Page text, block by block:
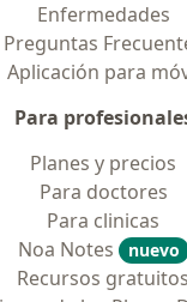
Enfermedades
Preguntas
Aplicación para
Para
Planes y precios
Para doctores
Para clinicas
Noa Notes
nuevo
Recursos gratuitos